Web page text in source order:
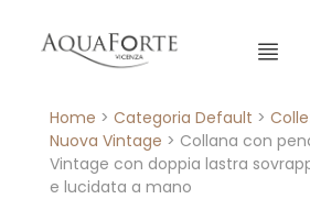
Menù
Home > Categoria Default >
Nuova Vintage > Collana con
Vintage con doppia lastra
e lucidata a mano